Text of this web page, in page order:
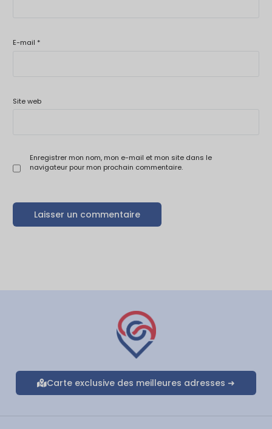
E-mail *
Site web
Enregistrer mon nom, mon e-mail et mon site dans le
navigateur pour mon prochain commentaire.
Carte exclusive des meilleures adresses ➜